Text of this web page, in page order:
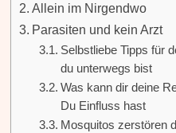
Allein im Nirgendwo
Parasiten und kein Arzt
Selbstliebe Tipps für
du unterwegs bist
Was kann dir deine
Du Einfluss hast
Mosquitos zerstören